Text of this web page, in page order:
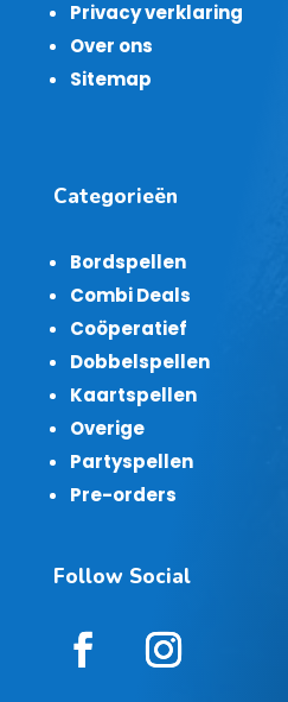
Privacy verklaring
Over ons
Sitemap
Categorieën
Bordspellen
Combi Deals
Coöperatief
Dobbelspellen
Kaartspellen
Overige
Partyspellen
Pre-orders
Follow Social